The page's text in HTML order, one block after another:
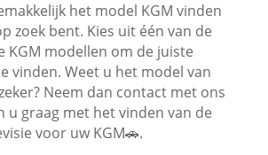
het model KGM vinden
zoek bent. Kies uit één van de
KGM modellen om de juiste
vinden. Weet u het model van
Neem dan contact met ons
u graag met het vinden van de
voor uw KGM🚗.